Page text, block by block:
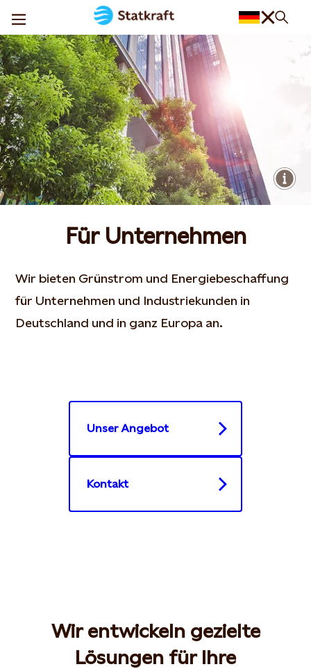
Für Unternehmen
Wir bieten Grünstrom und Energiebeschaffung
für Unternehmen und Industriekunden in
Deutschland und in ganz Europa an.
Unser Angebot
Kontakt
Wir entwickeln gezielte
Lösungen für Ihre